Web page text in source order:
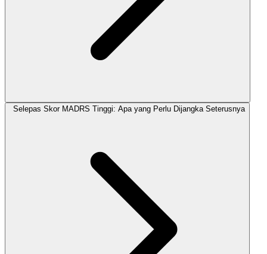
Selepas Skor MADRS Tinggi: Apa yang Perlu Dijangka Seterusnya